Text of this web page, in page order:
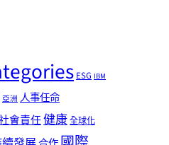
ESG IBM
亞洲 人事任命
會責任健康全球化